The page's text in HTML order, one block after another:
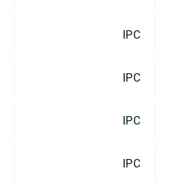
IPC
IPC
IPC
IPC